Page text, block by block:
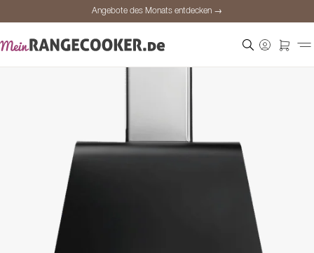
Angebote des Monats entdecken →